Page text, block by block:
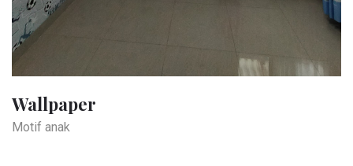
Wallpaper
Motif anak